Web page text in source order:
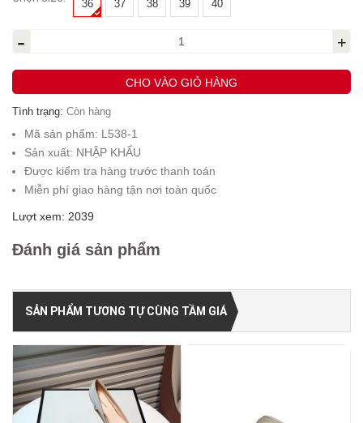
36 37 38 39 40
- +
CHO VÀO GIỎ HÀNG
Tình trạng: Còn hàng
Mã sản phẩm: L538-1
Sản xuất: NHẬP KHẨU
Được kiểm tra hàng trước thanh toán
Miễn phí giao hàng tận nơi toàn quốc
Lượt xem: 2039
Đánh giá sản phẩm
SẢN PHẨM TƯƠNG TỰ CÙNG TẦM GIÁ